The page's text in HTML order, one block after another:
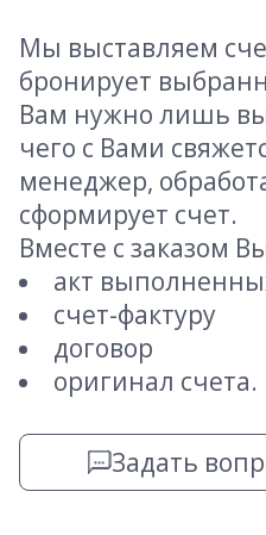
Мы выставляем
бронирует
Вам нужно лишь
чего с Вами
менеджер,
сформирует счет.
Вместе с заказом
акт
счет-фактуру
договор
оригинал счета.
Задать